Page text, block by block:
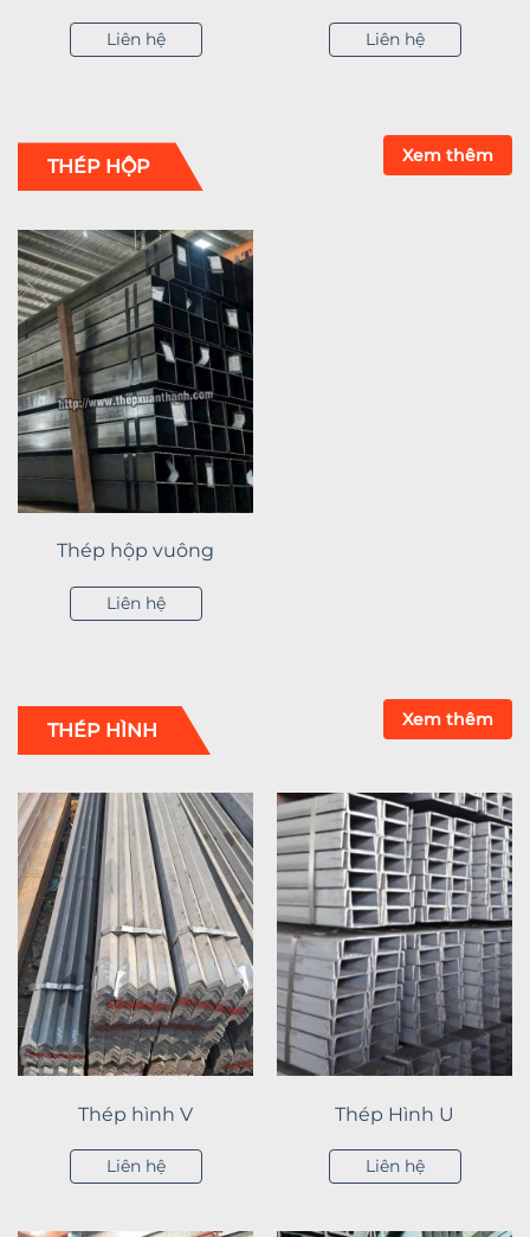
Liên hệ Liên hệ
THÉP HỘP
Xem thêm
Thép hộp vuông
Liên hệ
THÉP HÌNH
Xem thêm
Thép hình V
Liên hệ
Thép Hình U
Liên hệ